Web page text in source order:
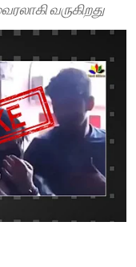
வருகிறது